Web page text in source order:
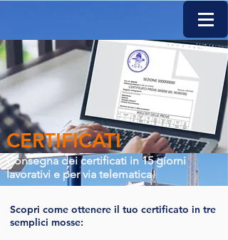
CERTIFICATI
Consegna dei certificati in 15 giorni
lavorativi e per via telematica!
Scopri come ottenere il tuo certificato in tre
semplici mosse: